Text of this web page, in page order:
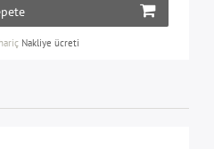
hariç Nakliye ücreti